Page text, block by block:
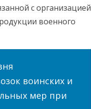
с организацией
военного
воинских и
мер при